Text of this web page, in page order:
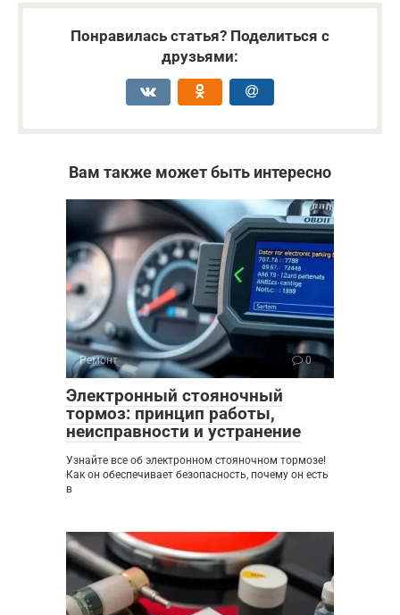
Понравилась статья? Поделиться с
друзьями:
Вам также может быть интересно
Ремонт 0
Электронный стояночный
тормоз: принцип работы,
неисправности и устранение
Узнайте все об электронном стояночном тормозе!
Как он обеспечивает безопасность, почему он есть
в